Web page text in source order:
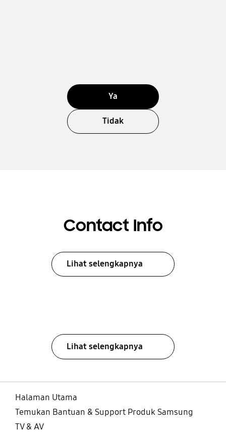
Ya
Tidak
Contact Info
Lihat selengkapnya
Lihat selengkapnya
Halaman Utama
Temukan Bantuan & Support Produk Samsung
TV & AV